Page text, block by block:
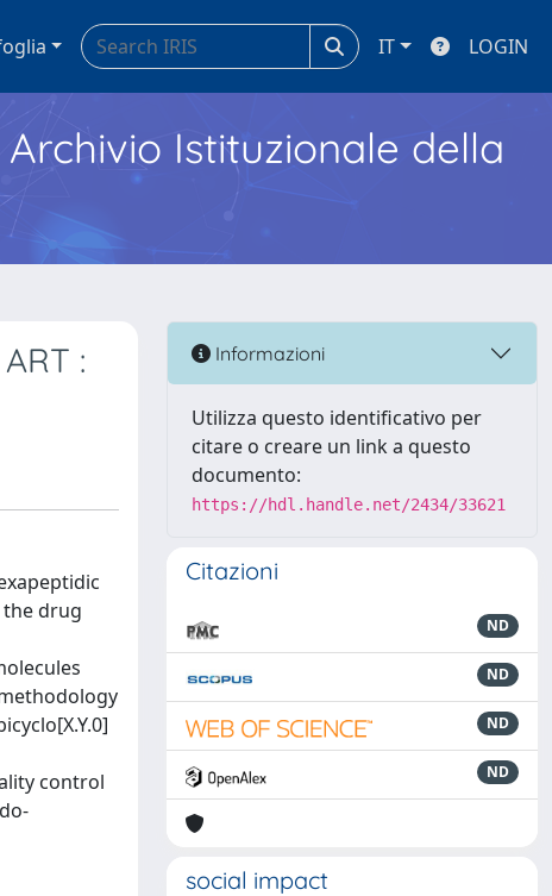
IT LOGIN
Archivio Istituzionale della
:
drug
control
Informazioni
Utilizza questo identificativo per
citare o creare un link a questo
documento:
https://hdl.handle.net/2434/33621
Citazioni
ND
ND
ND
ND
social impact